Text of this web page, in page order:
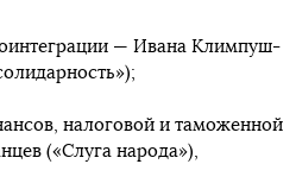
— Ивана Климпуш-
налоговой и таможенной
(«Слуга народа»),